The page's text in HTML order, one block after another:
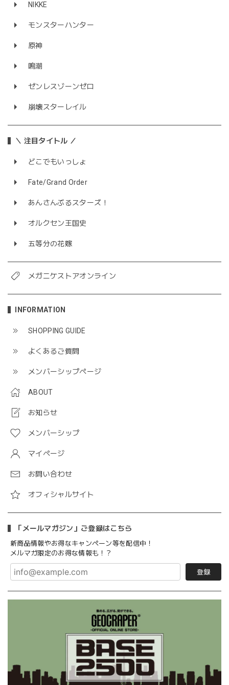
NIKKE
モンスターハンター
原神
鳴潮
ゼンレスゾーンゼロ
崩壊スターレイル
＼ 注目タイトル ／
どこでもいっしょ
Fate/Grand Order
あんさんぶるスターズ！
オルクセン王国史
五等分の花嫁
メガニケストアオンライン
INFORMATION
SHOPPING GUIDE
よくあるご質問
メンバーシップページ
ABOUT
お知らせ
メンバーシップ
マイページ
お問い合わせ
オフィシャルサイト
「メールマガジン」ご登録はこちら
新商品情報やお得なキャンペーン等を配信中！
メルマガ限定のお得な情報も！？
登録